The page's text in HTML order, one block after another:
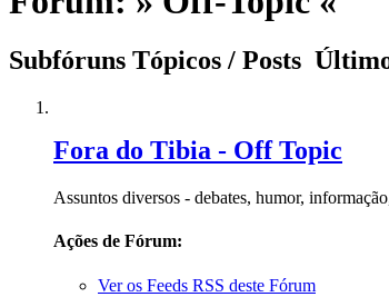
Subfóruns Tópicos / Posts
Fora do Tibia - Off Topic
Assuntos diversos - debates, humor,
Ações de Fórum:
Ver os Feeds RSS deste Fórum